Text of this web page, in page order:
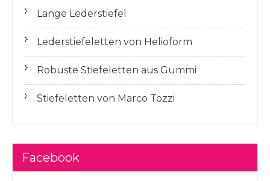
Lange Lederstiefel
Lederstiefeletten von Helioform
Robuste Stiefeletten aus Gummi
Stiefeletten von Marco Tozzi
Facebook